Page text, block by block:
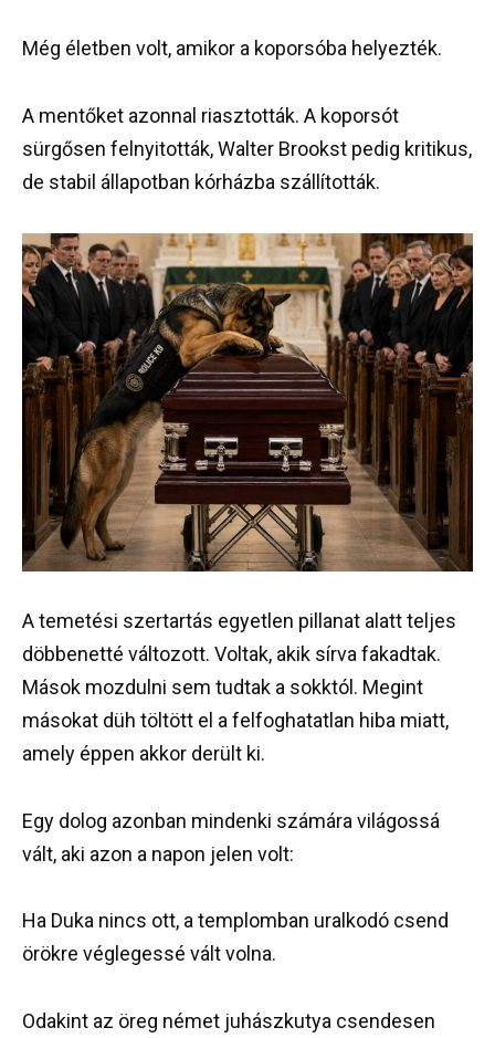
Még életben volt, amikor a koporsóba helyezték.
A mentőket azonnal riasztották. A koporsót
sürgősen felnyitották, Walter Brookst pedig kritikus,
de stabil állapotban kórházba szállították.
A temetési szertartás egyetlen pillanat alatt teljes
döbbenetté változott. Voltak, akik sírva fakadtak.
Mások mozdulni sem tudtak a sokktól. Megint
másokat düh töltött el a felfoghatatlan hiba miatt,
amely éppen akkor derült ki.
Egy dolog azonban mindenki számára világossá
vált, aki azon a napon jelen volt:
Ha Duka nincs ott, a templomban uralkodó csend
örökre véglegessé vált volna.
Odakint az öreg német juhászkutya csendesen